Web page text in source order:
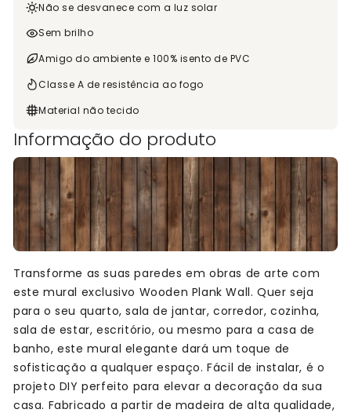
Não se desvanece com a luz solar
Sem brilho
Amigo do ambiente e 100% isento de PVC
Classe A de resistência ao fogo
Material não tecido
Informação do produto
Transforme as suas paredes em obras de arte com
este mural exclusivo Wooden Plank Wall. Quer seja
para o seu quarto, sala de jantar, corredor, cozinha,
sala de estar, escritório, ou mesmo para a casa de
banho, este mural elegante dará um toque de
sofisticação a qualquer espaço. Fácil de instalar, é o
projeto DIY perfeito para elevar a decoração da sua
casa. Fabricado a partir de madeira de alta qualidade,